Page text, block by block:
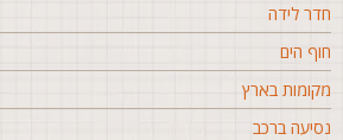
לידה
הים
בארץ
ברכב